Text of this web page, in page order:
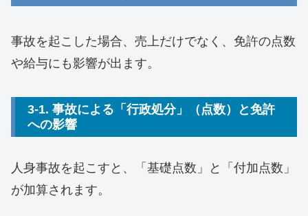
事故を起こした場合、売上だけでなく、免許の点数
や給与にも影響が出ます。
3-1. 事故による「行政処分」（点数）と免許
への影響
人身事故を起こすと、「基礎点数」と「付加点数」
が加算されます。